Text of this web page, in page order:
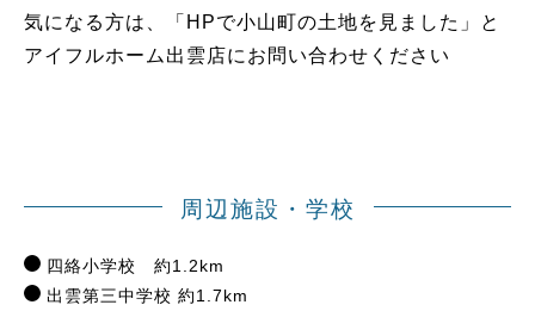
気になる方は、「HPで小山町の土地を見ました」と
アイフルホーム出雲店にお問い合わせください
周辺施設・学校
四絡小学校 約1.2km
出雲第三中学校 約1.7km